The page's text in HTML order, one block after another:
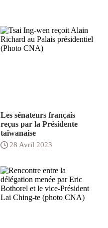
Les sénateurs français
reçus par la Présidente
taïwanaise
28 Avril 2023